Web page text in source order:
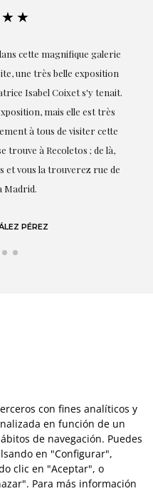
à chaque étape de la
début, elle a compris mes
son empathie et son
à chaque instant,
et sa connaissance de ce
: l'art.
con fines analíticos y
en función de un
de navegación. Puedes
en "Configurar",
clic en "Aceptar", o
Para más información